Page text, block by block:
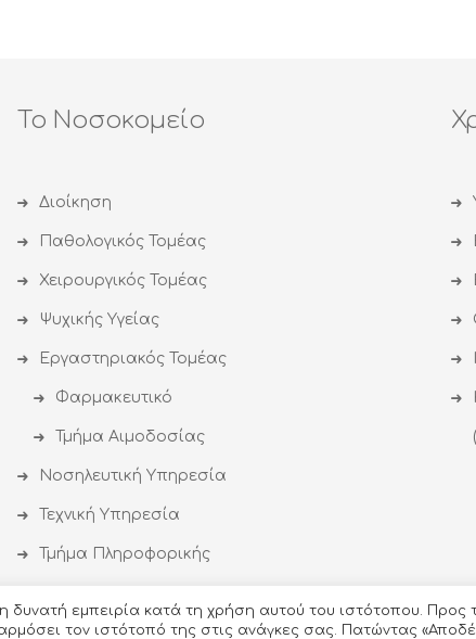
Το Νοσοκομείο
Διοίκηση
Παθολογικός Τομέας
Χειρουργικός Τομέας
Ψυχικής Υγείας
Εργαστηριακός Τομέας
Φαρμακευτικό
Τμήμα Αιμοδοσίας
Νοσηλευτική Υπηρεσία
Τεχνική Υπηρεσία
Τμήμα Πληροφορικής
δυνατή εμπειρία κατά τη χρήση αυτού του ιστότοπου. Προς
τον ιστότοπό της στις ανάγκες σας. Πατώντας